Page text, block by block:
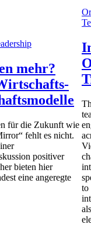
mehr?
für die Zukunft wie
fehlt es nicht.
positiver
bieten hier
eine angeregte
to